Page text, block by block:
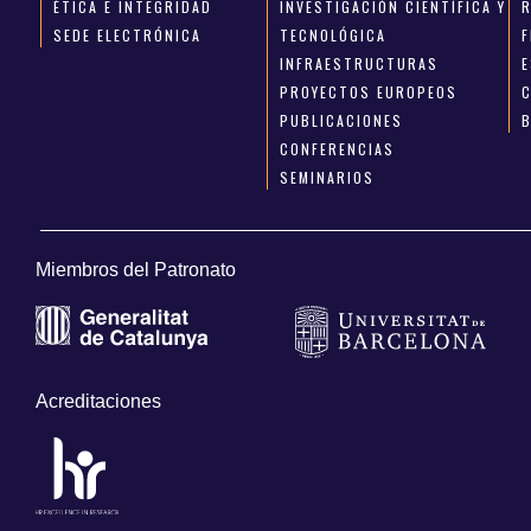
ÉTICA E INTEGRIDAD
SEDE ELECTRÓNICA
INVESTIGACIÓN CIENTÍFICA Y
TECNOLÓGICA
INFRAESTRUCTURAS
PROYECTOS EUROPEOS
PUBLICACIONES
CONFERENCIAS
SEMINARIOS
Miembros del Patronato
Acreditaciones